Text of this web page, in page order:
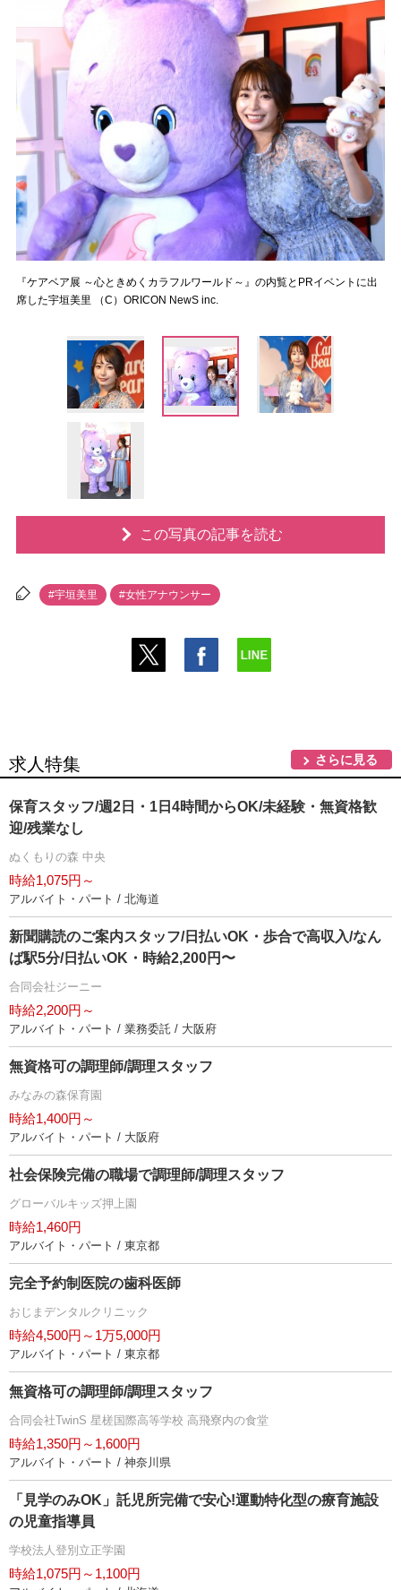
『ケアベア展 ～心ときめくカラフルワールド～』の内覧とPRイベントに出
席した宇垣美里 （C）ORICON NewS inc.
この写真の記事を読む
#宇垣美里 #女性アナウンサー
求人特集 さらに見る
保育スタッフ/週2日・1日4時間からOK/未経験・無資格歓
迎/残業なし
ぬくもりの森 中央
時給1,075円～
アルバイト・パート / 北海道
新聞購読のご案内スタッフ/日払いOK・歩合で高収入/なん
ば駅5分/日払いOK・時給2,200円〜
合同会社ジーニー
時給2,200円～
アルバイト・パート / 業務委託 / 大阪府
無資格可の調理師/調理スタッフ
みなみの森保育園
時給1,400円～
アルバイト・パート / 大阪府
社会保険完備の職場で調理師/調理スタッフ
グローバルキッズ押上園
時給1,460円
アルバイト・パート / 東京都
完全予約制医院の歯科医師
おじまデンタルクリニック
時給4,500円～1万5,000円
アルバイト・パート / 東京都
無資格可の調理師/調理スタッフ
合同会社TwinS 星槎国際高等学校 高飛寮内の食堂
時給1,350円～1,600円
アルバイト・パート / 神奈川県
「見学のみOK」託児所完備で安心!運動特化型の療育施設
の児童指導員
学校法人登別立正学園
時給1,075円～1,100円